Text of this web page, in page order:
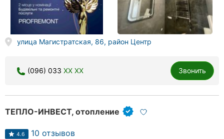
Херсон
Полтава
Черкассы
Черновцы
улица Магистратская, 86, район Центр
(096) 033 XX XX Звонить
ТЕПЛО-ИНВЕСТ, отопление
4.6 10 отзывов